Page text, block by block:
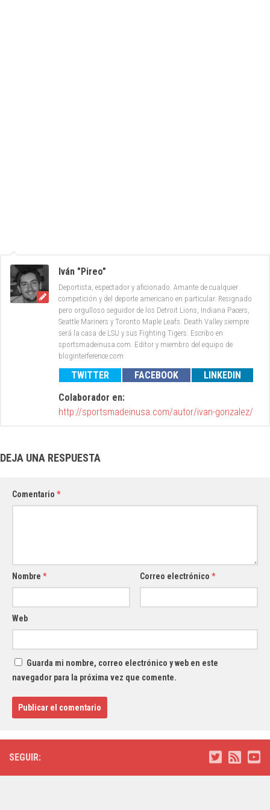
Iván "Pireo"
Deportista, espectador y aficionado. Amante de cualquier
competición y del deporte americano en particular. Resignado
pero orgulloso seguidor de los Detroit Lions, Indiana Pacers,
Seattle Mariners y Toronto Maple Leafs. Death Valley siempre
será la casa de LSU y sus Fighting Tigers. Escribo en
sportsmadeinusa.com. Editor y miembro del equipo de
bloginterference.com
TWITTER FACEBOOK
LINKEDIN
Colaborador en:
http://sportsmadeinusa.com/autor/ivan-gonzalez/
DEJA UNA RESPUESTA
Comentario *
Nombre * Correo electrónico*
Web
Guarda mi nombre, correo electrónico y web en este
navegador para la próxima vez que comente.
SEGUIR: